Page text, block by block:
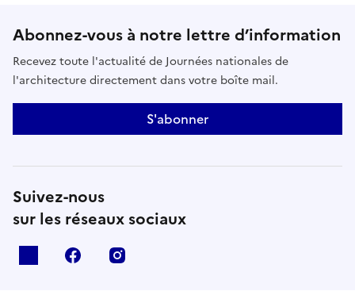
Abonnez-vous à notre lettre d’information
Recevez toute l'actualité de Journées nationales de
l'architecture directement dans votre boîte mail.
S'abonner
Suivez-nous
sur les réseaux sociaux
facebook